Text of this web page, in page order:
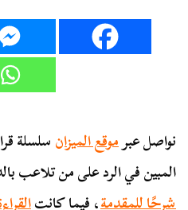
نواصل عبرموقع الميزانسلسلة
المبين في الرد على من تلاعب
شرحًا للمقدمة، فيما كانت